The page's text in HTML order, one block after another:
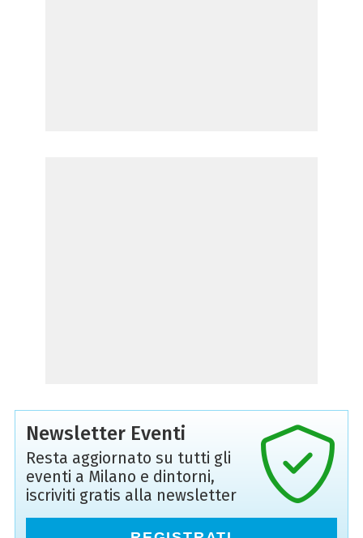
Newsletter Eventi
Resta aggiornato su tutti gli
eventi a Milano e dintorni,
iscriviti gratis alla newsletter